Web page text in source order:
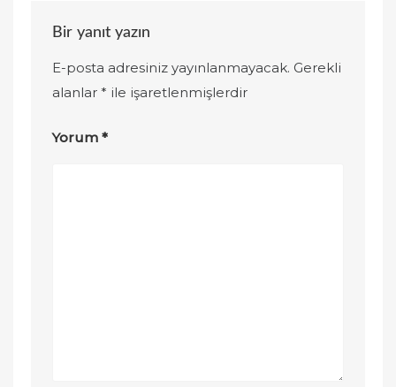
Bir yanıt yazın
E-posta adresiniz yayınlanmayacak. Gerekli
alanlar* ile işaretlenmişlerdir
Yorum*